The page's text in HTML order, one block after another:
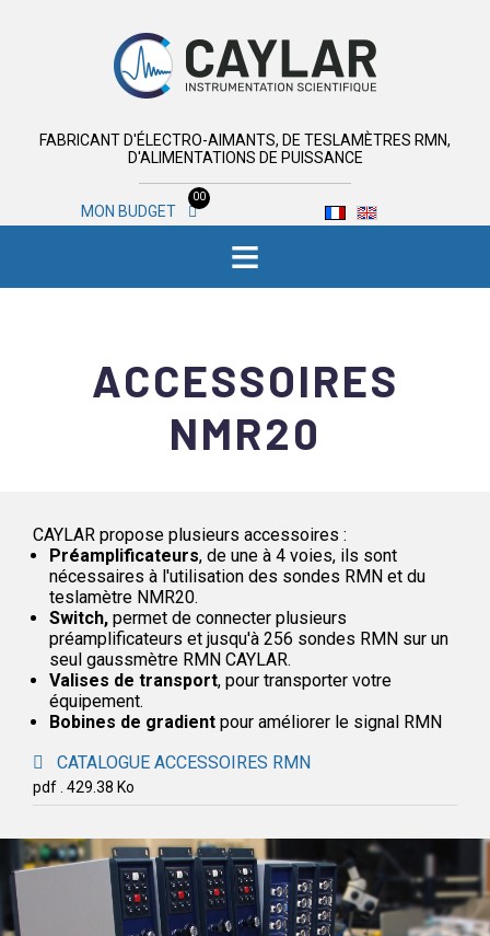
FABRICANT D'ÉLECTRO-AIMANTS, DE TESLAMÈTRES RMN,
D'ALIMENTATIONS DE PUISSANCE
MON BUDGET
00
≡
ACCESSOIRES
NMR20
CAYLAR propose plusieurs accessoires :
Préamplificateurs, de une à 4 voies, ils sont
nécessaires à l'utilisation des sondes RMN et du
teslamètre NMR20.
Switch, permet de connecter plusieurs
préamplificateurs et jusqu'à 256 sondes RMN sur un
seul gaussmètre RMN CAYLAR.
Valises de transport, pour transporter votre
équipement.
Bobines de gradient pour améliorer le signal RMN
CATALOGUE ACCESSOIRES RMN
pdf . 429.38 Ko